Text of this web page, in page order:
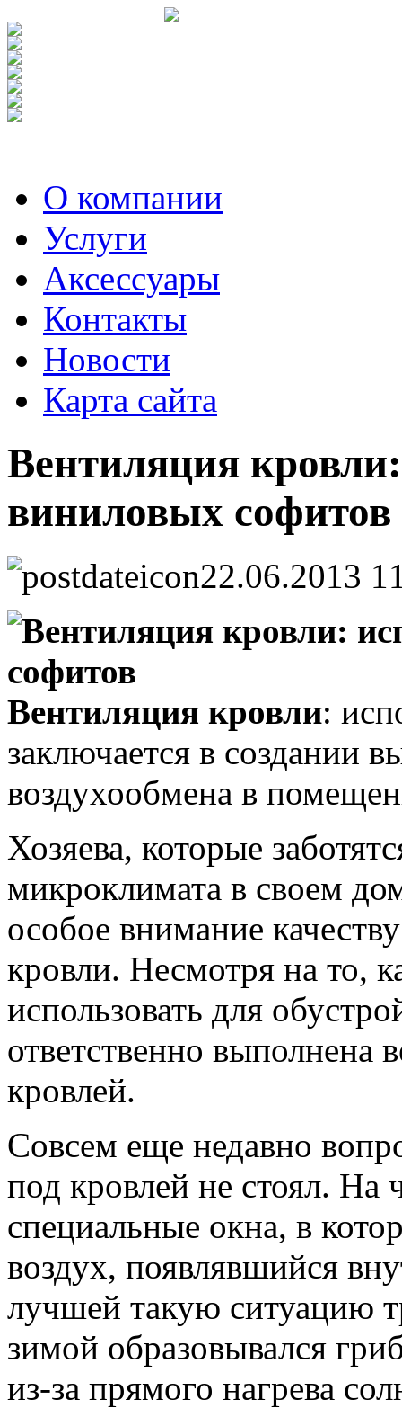
О компании
Услуги
Аксесcуары
Контакты
Новости
Карта сайта
Вентиляция
виниловых софитов
22.06.2013
Вентиляция кровли:
заключается в создании
воздухообмена в
Хозяева, которые
микроклимата в своем
особое внимание
кровли. Несмотря на то,
использовать для
ответственно выполнена
кровлей.
Совсем еще недавно
под кровлей не стоял. На
специальные окна, в
воздух, появлявшийся
лучшей такую ситуацию
зимой образовывался
из-за прямого нагрева